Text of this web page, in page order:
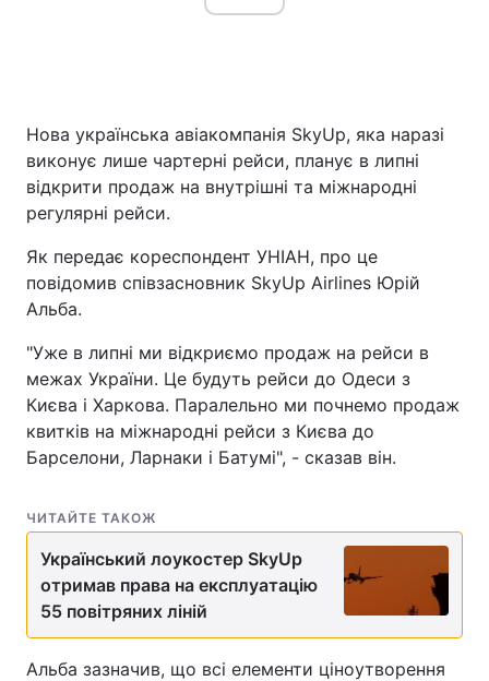
Нова українська авіакомпанія SkyUp, яка наразі
виконує лише чартерні рейси, планує в липні
відкрити продаж на внутрішні та міжнародні
регулярні рейси.
Як передає кореспондент УНІАН, про це
повідомив співзасновник SkyUp Airlines Юрій
Альба.
"Уже в липні ми відкриємо продаж на рейси в
межах України. Це будуть рейси до Одеси з
Києва і Харкова. Паралельно ми почнемо продаж
квитків на міжнародні рейси з Києва до
Барселони, Ларнаки і Батумі", - сказав він.
ЧИТАЙТЕ ТАКОЖ
Український лоукостер SkyUp
отримав права на експлуатацію
55 повітряних ліній
Альба зазначив, що всі елементи ціноутворення